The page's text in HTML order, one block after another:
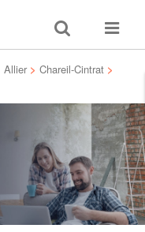
Toggle
search
Toggle
Allier > Chareil-Cintrat >